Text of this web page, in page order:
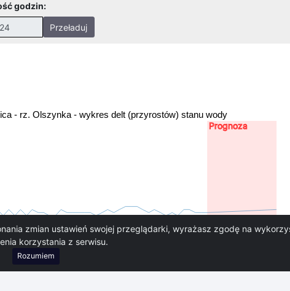
zmian ustawień swojej przeglądarki, wyrażasz zgodę na
korzystania z serwisu.
Rozumiem
godzin:
Przeładuj
Prognoza
- rz. Olszynka - wykres delt (przyrostów) stanu wody